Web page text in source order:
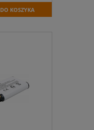
DO KOSZYKA